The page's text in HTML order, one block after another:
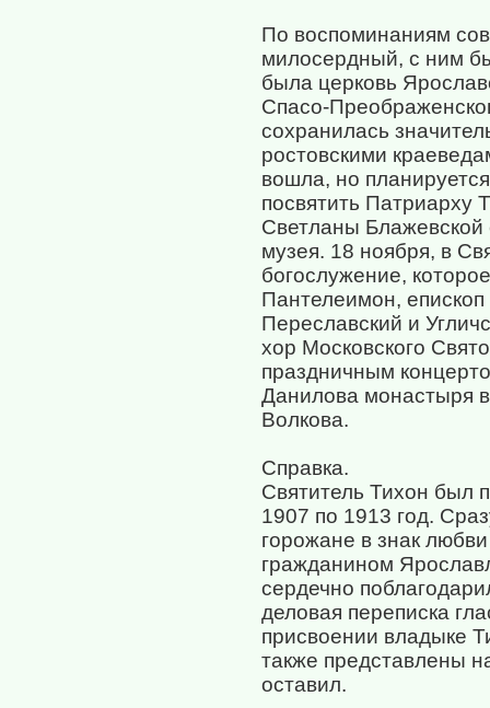
По воспоминаниям
милосердный, с ним
была церковь
Спасо-
сохранилась
ростовскими
вошла, но
посвятить Патриарху
Светланы Блажевской
музея. 18 ноября, в
богослужение,
Пантелеимон,
Переславский и
хор Московского
праздничным
Данилова монастыря
Волкова.
Справка.
Святитель Тихон был
1907 по 1913 год.
горожане в знак
гражданином
сердечно
деловая переписка
присвоении владыке
также представлены
оставил.